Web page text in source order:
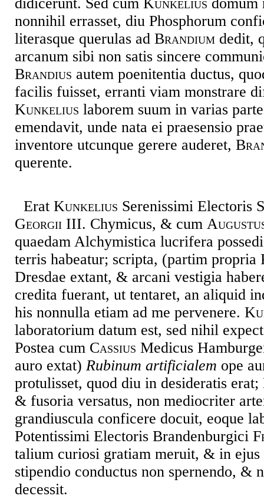
nonnihil errasset, diu Phosphorum
literasque querulas ad Brandium dedit,
arcanum sibi non satis sincere
Brandius autem poenitentia ductus,
facilis fuisset, erranti viam monstrare
Kunkelius laborem suum in varias
emendavit, unde nata ei praesensio
inventore utcunque gerere auderet,
querente.
Erat Kunkelius Serenissimi Electoris
Georgii III. Chymicus, & cum
quaedam Alchymistica lucrifera
terris habeatur; scripta, (partim propria
Dresdae extant, & arcani vestigia
credita fuerant, ut tentaret, an aliquid
his nonnulla etiam ad me pervenere.
laboratorium datum est, sed nihil
Postea cum Cassius Medicus
auro extat) Rubinum artificialem ope
protulisset, quod diu in desideratis erat;
& fusoria versatus, non mediocriter
grandiuscula conficere docuit, eoque
Potentissimi Electoris Brandenburgici
talium curiosi gratiam meruit, & in
stipendio conductus non spernendo, &
decessit.